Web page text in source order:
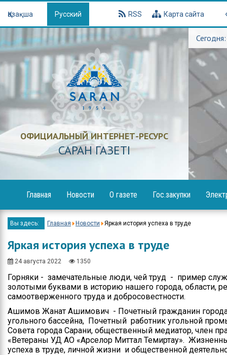
Қазақша Русский RSS Карта сайта
ОФИЦИАЛЬНЫЙ ИНТЕРНЕТ-РЕСУРС
САРАН ГАЗЕТI
Главная
Новости
Образование
Спорт
Здравоохранение
Неотложка
В городском акимате
В городском
О газете
Гос.закупки
Объявления
Годовые планы
Вы здесь: Главная Новости Яркая история успеха в труде
Яркая история успеха в труде
24 августа 2022 1350
Горняки - замечательные люди, чей труд - пример
золотыми буквами в историю нашего города, области,
самоотверженного труда и добросовестности.
Ашимов Жанат Ашимович - Почетный гражданин города
угольного бассейна, Почетный работник угольной
Совета города Сарани, общественный медиатор, член
«Ветераны УД АО «Арселор Миттал Темиртау».
успеха в труде, личной жизни и общественной